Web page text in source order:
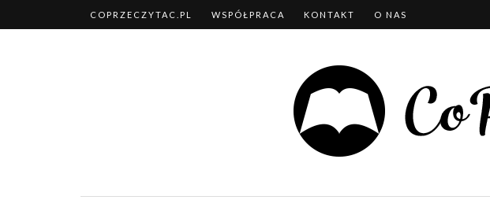
COPRZECZYTAC.PL WSPÓŁPRACA KONTAKT O NAS